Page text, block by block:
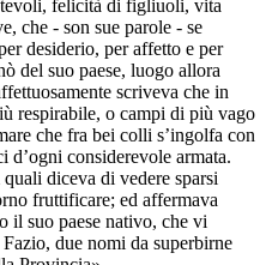
felicità di figliuoli, vita
che - son sue parole - se
desiderio, per affetto e per
del suo paese, luogo allora
scriveva che in
respirabile, o campi di più vago
che fra bei colli s’ingolfa con
d’ogni considerevole armata.
diceva di vedere sparsi
fruttificare; ed affermava
il suo paese nativo, che vi
due nomi da superbirne